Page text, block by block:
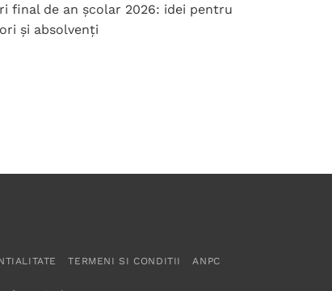
final de an școlar 2026: idei pentru
și absolvenți
TERMENI SI CONDITII
ANPC